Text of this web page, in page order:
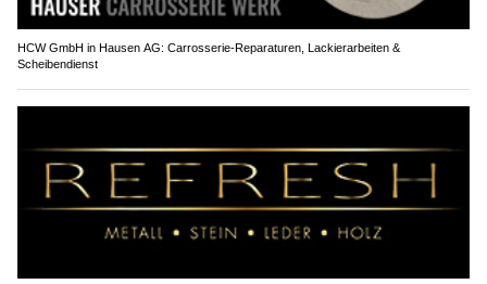
HCW GmbH in Hausen AG: Carrosserie-Reparaturen, Lackierarbeiten &
Scheibendienst